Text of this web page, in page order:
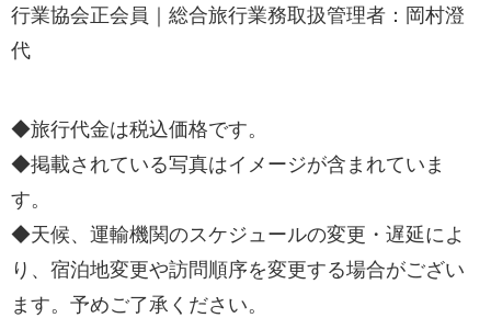
行業協会正会員｜総合旅行業務取扱管理者：岡村澄
代
◆旅行代金は税込価格です。
◆掲載されている写真はイメージが含まれていま
す。
◆天候、運輸機関のスケジュールの変更・遅延によ
り、宿泊地変更や訪問順序を変更する場合がござい
ます。予めご了承ください。